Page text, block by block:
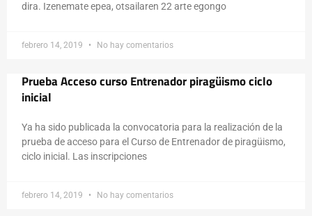
dira. Izenemate epea, otsailaren 22 arte egongo
febrero 14, 2019 No hay comentarios
Prueba Acceso curso Entrenador piragüismo ciclo
inicial
Ya ha sido publicada la convocatoria para la realización de la
prueba de acceso para el Curso de Entrenador de piragüismo,
ciclo inicial. Las inscripciones
febrero 14, 2019 No hay comentarios